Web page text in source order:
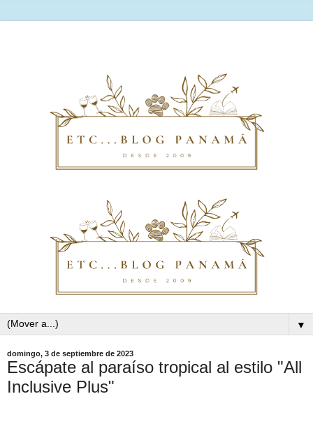
▼
domingo, 3 de septiembre de 2023
Escápate al paraíso tropical al estilo "All
Inclusive Plus"